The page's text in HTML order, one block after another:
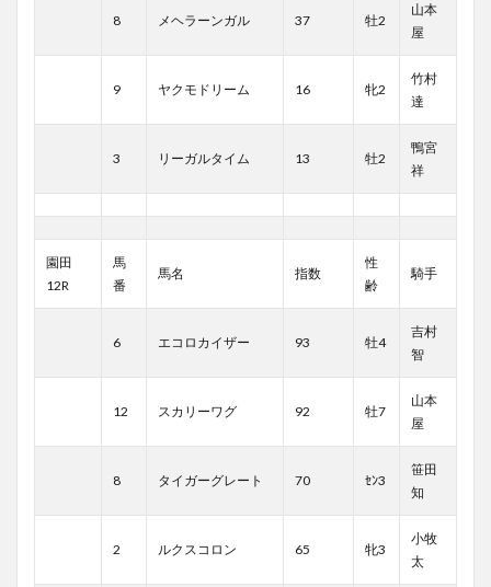
8 メヘラーンガル 37 牡2
山本
屋
9 ヤクモドリーム 16 牝2
竹村
達
3 リーガルタイム 13 牡2
鴨宮
祥
園田
12R
馬
番
馬名 指数
性
齢
騎手
6 エコロカイザー 93 牡4
吉村
智
12 スカリーワグ 92 牡7
山本
屋
8 タイガーグレート 70 ｾﾝ3
笹田
知
2 ルクスコロン 65 牝3
小牧
太